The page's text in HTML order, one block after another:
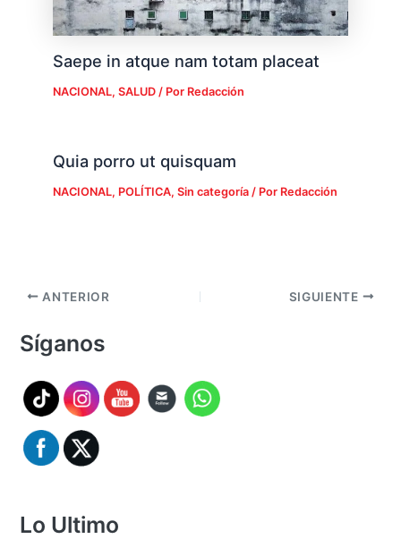
Saepe in atque nam totam placeat
NACIONAL, SALUD/ Por Redacción
Quia porro ut quisquam
NACIONAL, POLÍTICA, Sin categoría/ Por Redacción
ANTERIOR SIGUIENTE
Síganos
Lo Ultimo